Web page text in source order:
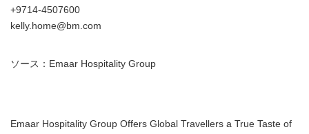
+9714-4507600
kelly.home@bm.com
ソース：Emaar Hospitality Group
Emaar Hospitality Group Offers Global Travellers a True Taste of